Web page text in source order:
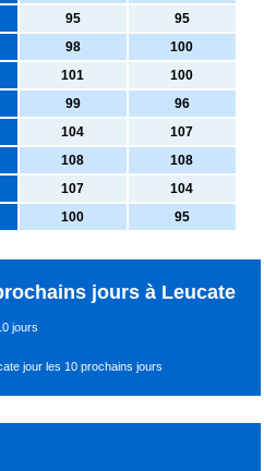
95
95
98
100
101
100
99
96
104
107
108
108
107
104
100 95
jours à Leucate
jours
jour les 10 prochains jours